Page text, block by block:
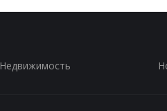
Недвижимость